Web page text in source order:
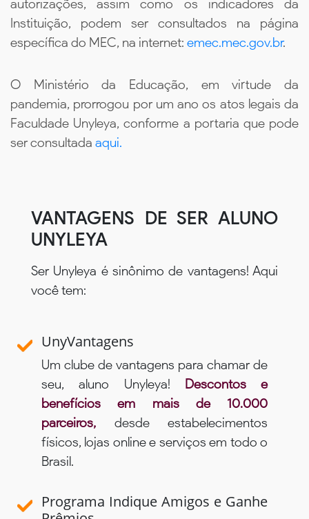
autorizações, assim como os indicadores da
Instituição, podem ser consultados na página
específica do MEC, na internet: emec.mec.gov.br.
O Ministério da Educação, em virtude da
pandemia, prorrogou por um ano os atos legais da
Faculdade Unyleya, conforme a portaria que pode
ser consultada aqui.
VANTAGENS DE SER ALUNO
UNYLEYA
Ser Unyleya é sinônimo de vantagens! Aqui
você tem:
UnyVantagens
Um clube de vantagens para chamar de
seu, aluno Unyleya! Descontos e
benefícios em mais de 10.000
parceiros, desde estabelecimentos
físicos, lojas online e serviços em todo o
Brasil.
Programa Indique Amigos e Ganhe